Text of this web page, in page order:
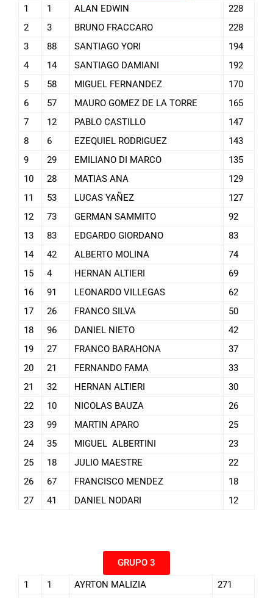
1
1 ALAN EDWIN
228
2
3 BRUNO FRACCARO
228
3
88 SANTIAGO YORI
194
4
14 SANTIAGO DAMIANI
192
5
58 MIGUEL FERNANDEZ
170
6
57 MAURO GOMEZ DE LA TORRE
165
7
12 PABLO CASTILLO
147
8
6 EZEQUIEL RODRIGUEZ
143
9
29 EMILIANO DI MARCO
135
10
28 MATIAS ANA
129
11
53 LUCAS YAÑEZ
127
12
73 GERMAN SAMMITO
92
13
83 EDGARDO GIORDANO
83
14
42 ALBERTO MOLINA
74
15
4 HERNAN ALTIERI
69
16
91 LEONARDO VILLEGAS
62
17
26 FRANCO SILVA
50
18
96 DANIEL NIETO
42
19
27 FRANCO BARAHONA
37
20
21 FERNANDO FAMA
33
21
32 HERNAN ALTIERI
30
22
10 NICOLAS BAUZA
26
23
99 MARTIN APARO
25
24
35 MIGUEL ALBERTINI
23
25
18 JULIO MAESTRE
22
26
67 FRANCISCO MENDEZ
18
27
41 DANIEL NODARI 12
GRUPO 3
1
1 AYRTON MALIZIA 271